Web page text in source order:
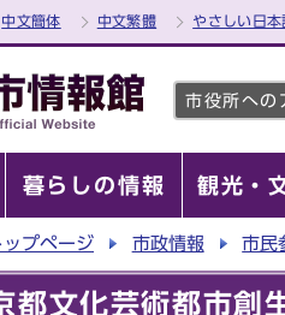
中文簡体 中文繁體 やさしい日本
市役所への
暮らしの情報 観光・
ップページ 市政情報 市民
都文化芸術都市創